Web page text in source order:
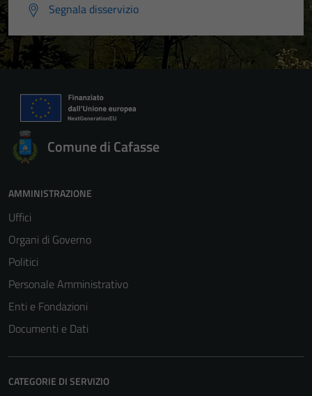
Segnala disservizio
Comune di Cafasse
AMMINISTRAZIONE
Uffici
Organi di Governo
Politici
Personale Amministrativo
Enti e Fondazioni
Documenti e Dati
CATEGORIE DI SERVIZIO